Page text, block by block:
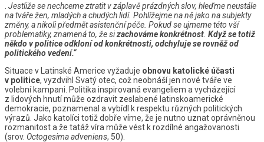
Jestliže se nechceme ztratit v záplavě prázdných slov, hleďme neustále
na tváře žen, mladých a chudých lidí. Pohlížejme na ně jako na subjekty
změny, a nikoli předmět asistenční péče. Pokud se ujmeme této vší
problematiky, znamená to, že sizachováme konkrétnost Když se totiž
někdo v politice odkloní od konkrétnosti, odchyluje se rovněž od
politického vedení.“
Situace v Latinské Americe vyžaduje obnovu katolické účasti
v politice, vyzdvihl Svatý otec, což neobnáší jen nové tváře ve
volební kampani. Politika inspirovaná evangeliem a vycházející
z lidových hnutí může ozdravit zeslabené latinskoamerické
demokracie, poznamenal a vybídl k respektu různých politických
výrazů. Jako katolíci totiž dobře víme, že je nutno uznat oprávněnou
rozmanitost a že tatáž víra může vést k rozdílné angažovanosti
(srov. Octogesima adveniens, 50).